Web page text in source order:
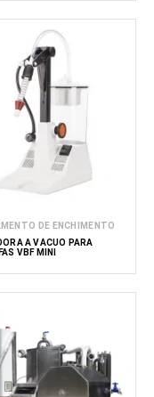
DE ENCHIMENTO
A VÁCUO PARA
VBF MINI